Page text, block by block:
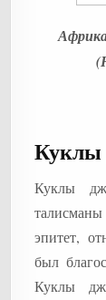
Куклы
Куклы
эпитет,
был
Куклы